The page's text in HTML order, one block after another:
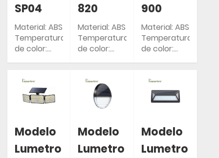
SP04
Material: ABS
Temperatura
de color:
años
Clasificación
IP: IP54
820
Material: ABS
Temperatura
de color:
años
Clasificación
IP: IP54
900
Material: ABS
Temperatura
de color:
años
Clasificación
IP: IP54
Modelo
Lumetro
Modelo
Lumetro
Modelo
Lumetro